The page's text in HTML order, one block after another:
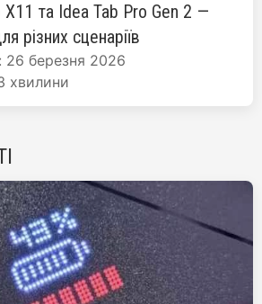
X11 та Idea Tab Pro Gen 2 —
різних сценаріїв
26 березня 2026
хвилини